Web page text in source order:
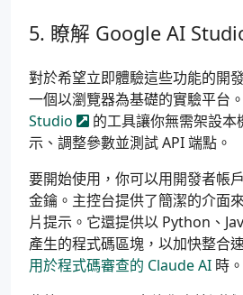
瞭解 Google AI
對於希望立即體驗這些功能的開
一個以瀏覽器為基礎的實驗平台
Studio
的工具讓你無需架設本
示、調整參數並測試 API 端點。
要開始使用，你可以用開發者帳
金鑰。主控台提供了簡潔的介面
片提示。它還提供以 Python、
產生的程式碼區塊，以加快整合
用於程式碼審查的 Claude AI 時。